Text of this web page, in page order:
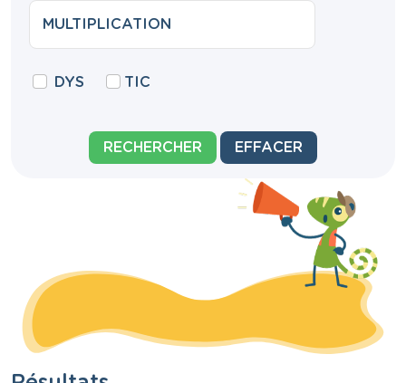
DYS TIC
RECHERCHER EFFACER